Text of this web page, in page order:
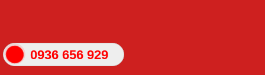
0936 656 929